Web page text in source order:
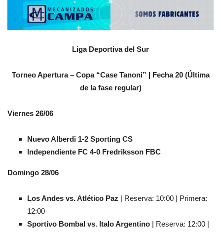
Liga Deportiva del Sur
Torneo Apertura – Copa “Case Tanoni” | Fecha 20 (Última
de la fase regular)
Viernes 26/06
Nuevo Alberdi 1-2 Sporting CS
Independiente FC 4-0 Fredriksson FBC
Domingo 28/06
Los Andes vs. Atlético Paz | Reserva: 10:00 | Primera:
12:00
Sportivo Bombal vs. Italo Argentino | Reserva: 12:00 |